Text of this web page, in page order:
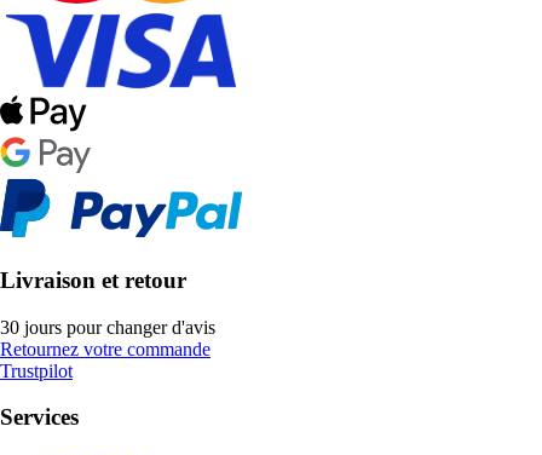
Livraison et retour
30 jours pour changer d'avis
Retournez votre commande
Trustpilot
Services